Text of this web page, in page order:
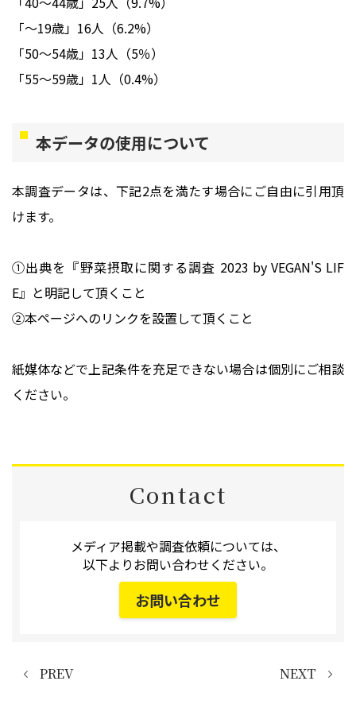
「～19歳」16人（6.2%）
「50～54歳」13人（5％）
「55～59歳」1人（0.4%）
本データの使用について
本調査データは、下記2点を満たす場合にご自由に引用頂
けます。
①出典を『野菜摂取に関する調査 2023 by VEGAN'S LIF
E』と明記して頂くこと
②本ページへのリンクを設置して頂くこと
紙媒体などで上記条件を充足できない場合は個別にご相談
ください。
Contact
メディア掲載や調査依頼については、
以下よりお問い合わせください。
お問い合わせ
PREV NEXT